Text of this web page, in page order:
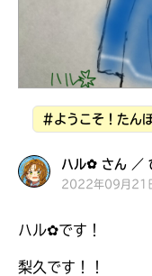
#ようこそ！たん
ハル✿ さん ／
2022年09月21
ハル✿です！
梨久です！！